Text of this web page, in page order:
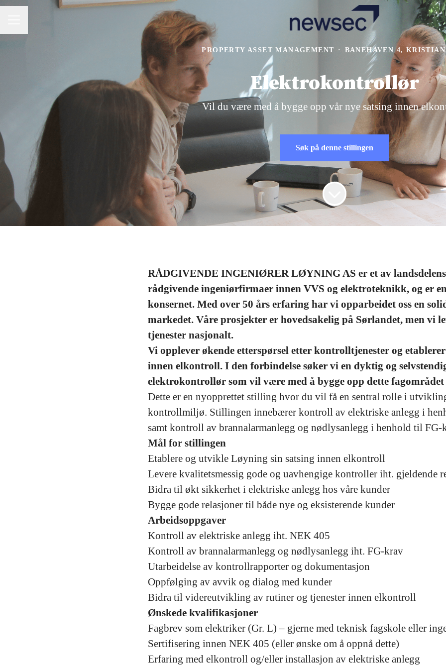
PROPERTY ASSET MANAGEMENT · BANEHAVEN 4,
Elektrokontrollør
Vil du være med å bygge opp vår nye satsing innen
Søk på denne stillingen
RÅDGIVENDE INGENIØRER LØYNING AS er et av landsdelens
rådgivende ingeniørfirmaer innen VVS og elektroteknikk, og er en
konsernet. Med over 50 års erfaring har vi opparbeidet oss en
markedet. Våre prosjekter er hovedsakelig på Sørlandet, men vi
tjenester nasjonalt.
Vi opplever økende etterspørsel etter kontrolltjenester og
innen elkontroll. I den forbindelse søker vi en dyktig og
elektrokontrollør som vil være med å bygge opp dette fagområdet
Dette er en nyopprettet stilling hvor du vil få en sentral rolle i
kontrollmiljø. Stillingen innebærer kontroll av elektriske anlegg i
samt kontroll av brannalarmanlegg og nødlysanlegg i henhold til FG-
Mål for stillingen
Etablere og utvikle Løyning sin satsing innen elkontroll
Levere kvalitetsmessig gode og uavhengige kontroller iht. gjeldende
Bidra til økt sikkerhet i elektriske anlegg hos våre kunder
Bygge gode relasjoner til både nye og eksisterende kunder
Arbeidsoppgaver
Kontroll av elektriske anlegg iht. NEK 405
Kontroll av brannalarmanlegg og nødlysanlegg iht. FG-krav
Utarbeidelse av kontrollrapporter og dokumentasjon
Oppfølging av avvik og dialog med kunder
Bidra til videreutvikling av rutiner og tjenester innen elkontroll
Ønskede kvalifikasjoner
Fagbrev som elektriker (Gr. L) – gjerne med teknisk fagskole eller
Sertifisering innen NEK 405 (eller ønske om å oppnå dette)
Erfaring med elkontroll og/eller installasjon av elektriske anlegg